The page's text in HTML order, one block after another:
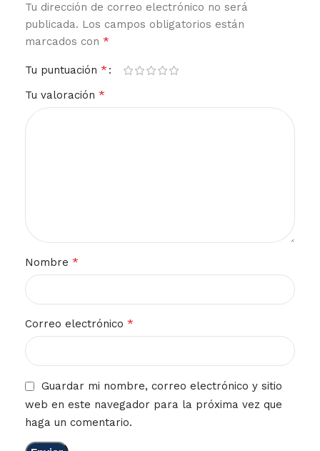
Tu dirección de correo electrónico no será
publicada. Los campos obligatorios están
marcados con *
Tu puntuación *
Tu valoración *
Nombre *
Correo electrónico *
Guardar mi nombre, correo electrónico y sitio
web en este navegador para la próxima vez que
haga un comentario.